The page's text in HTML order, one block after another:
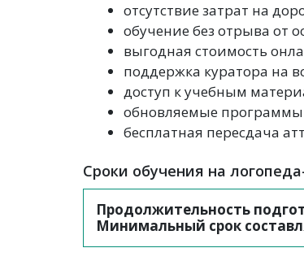
отсутствие затрат на
обучение без отрыва от
выгодная стоимость
поддержка куратора на
доступ к учебным
обновляемые программы
бесплатная пересдача
Сроки обучения на
Продолжительность
Минимальный срок